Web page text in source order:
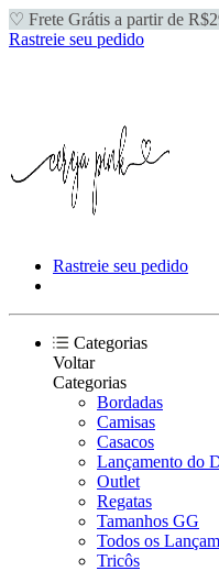
♡ Frete Grátis a partir de
Rastreie seu pedido
Rastreie seu pedido
Categorias
Voltar
Categorias
Bordadas
Camisas
Casacos
Lançamento do
Outlet
Regatas
Tamanhos GG
Todos os
Tricôs